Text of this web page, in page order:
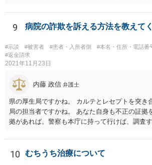
など公益的な側面のある業種ですと、公衆浴場
られた理由以外での利用拒否は禁止されていま
スクなしだけでの利用拒否は問題となりえます
ては慰謝料の請求は認められないと考えられま
9 病院の詐欺を訴える方法を教えて
#示談 #被害者 #患者・入所者側 #本名・住所・電話番
#返金請求
2021年11月23日
内藤 政信 弁護士
県の厚生局ですかね。 カルテとレセプトを突き
局の担当者ですかね。 あなた自身も不正の証拠
拠があれば。警察も本庁に持って行けば、調査
で しょう。
10 むちうち治療について